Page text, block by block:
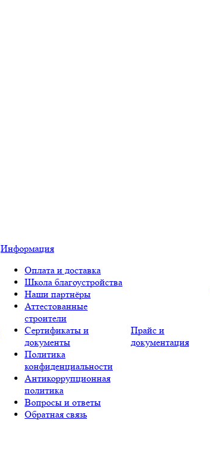
Информация
Оплата и доставка
Школа благоустройства
Наши партнёры
Аттестованные
строители
Сертификаты и
документы
Политика
конфиденциальности
Антикоррупционная
политика
Вопросы и ответы
Обратная связь
Прайс и
документация